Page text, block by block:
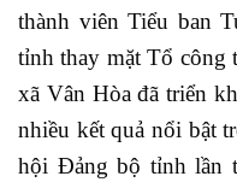
thành viên Tiểu ban
tỉnh thay mặt Tổ công
xã Vân Hòa đã triển
nhiều kết quả nổi bật
hội Đảng bộ tỉnh lần